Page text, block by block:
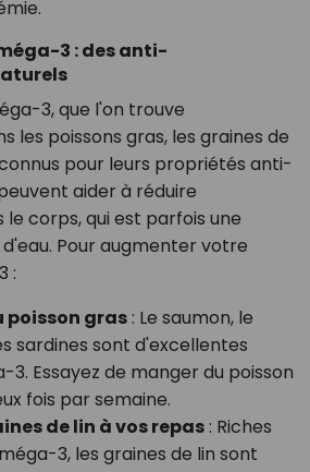
3 : des anti-
3, que l'on trouve
les poissons gras, les graines de
pour leurs propriétés anti-
aider à réduire
corps, qui est parfois une
Pour augmenter votre
:
poisson gras: Le saumon, le
sardines sont d'excellentes
3. Essayez de manger du poisson
fois par semaine.
de lin à vos repas: Riches
3, les graines de lin sont